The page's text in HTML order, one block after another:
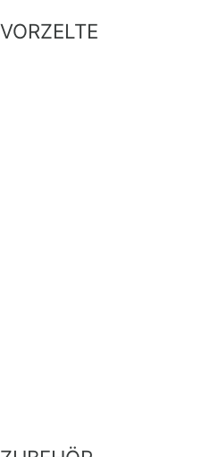
VORZELTE